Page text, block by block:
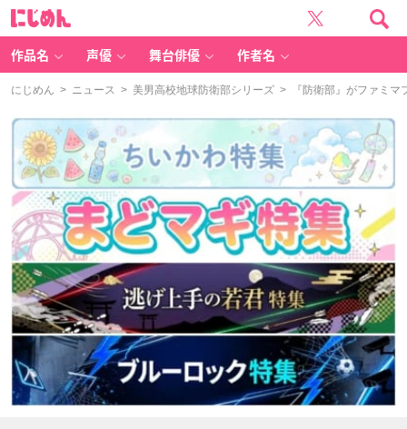
作品名 声優 舞台俳優 作者名
にじめん > ニュース > 美男高校地球防衛部シリーズ > 『防衛部』がファミマ